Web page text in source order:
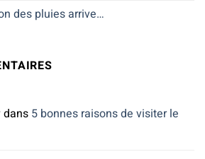
des pluies arrive…
dans 5 bonnes raisons de visiter le